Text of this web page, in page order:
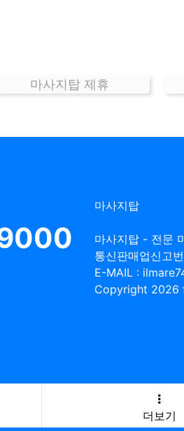
마사지탑 제휴
마사지탑
마사지탑 - 전문
통신판매업신고
E-MAIL :
Copyright 2026
더보기